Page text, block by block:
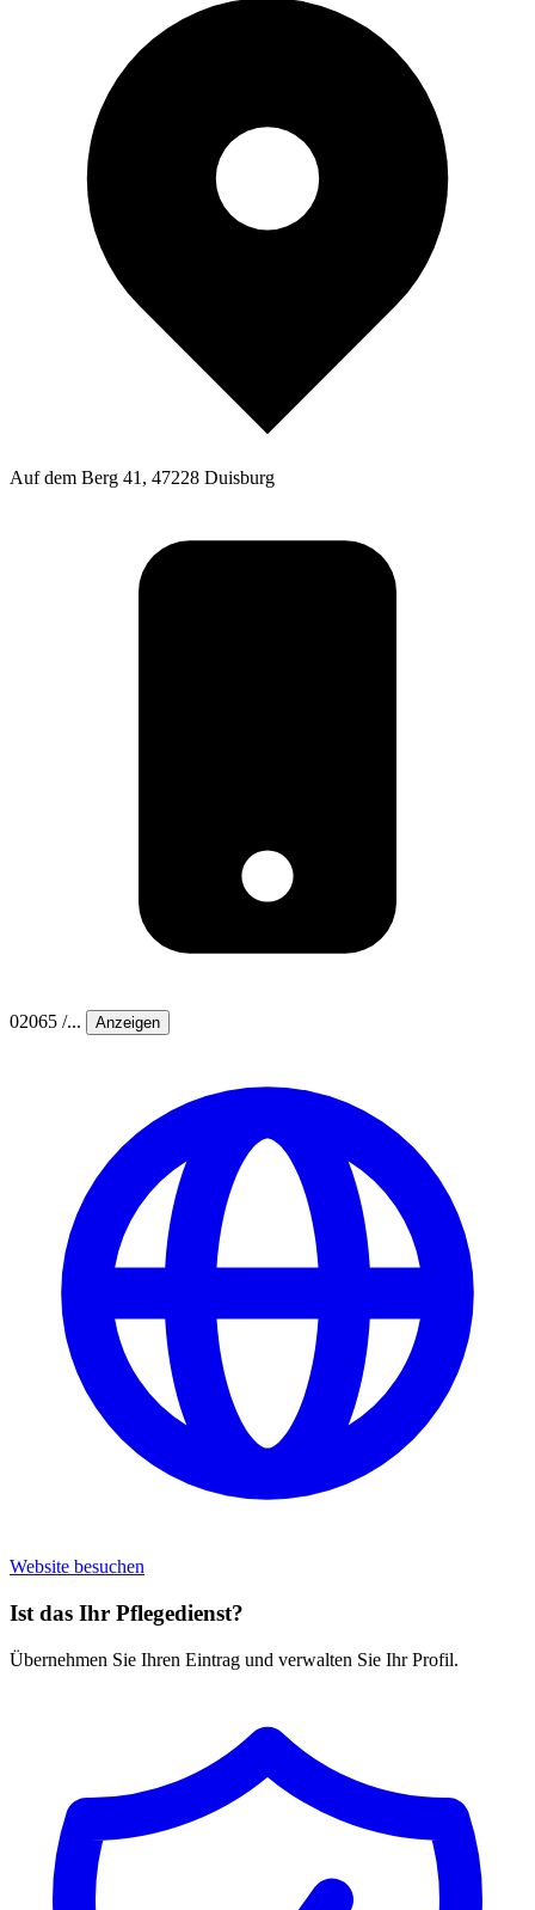
Auf dem Berg 41, 47228 Duisburg
02065 /... Anzeigen
Website besuchen
Ist das Ihr Pflegedienst?
Übernehmen Sie Ihren Eintrag und verwalten Sie Ihr Profil.